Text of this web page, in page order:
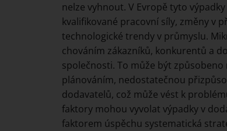
nelze vyhnout. V Evropě tyto
kvalifikované pracovní síly, změny v
technologické trendy v průmyslu.
chováním zákazníků, konkurentů a
společnosti. To může být
plánováním, nedostatečnou
dodavatelů, což může vést k
faktory mohou vyvolat výpadky v
faktorem úspěchu systematická